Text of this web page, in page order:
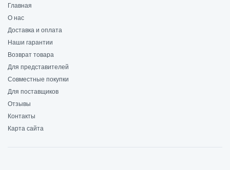
Главная
О нас
Доставка и оплата
Наши гарантии
Возврат товара
Для представителей
Совместные покупки
Для поставщиков
Отзывы
Контакты
Карта сайта